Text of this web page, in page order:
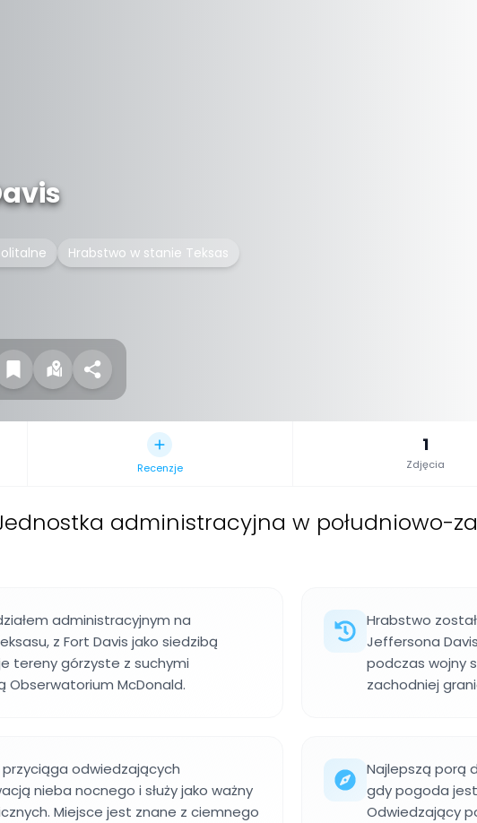
Hrabstwo w stanie Teksas
Recenzje
1
Zdjęcia
administracyjna w południowo-
administracyjnym na
z Fort Davis jako siedzibą
tereny górzyste z suchymi
Obserwatorium McDonald.
Hrabstwo
Jeffersona
podczas wojny
zachodniej
odwiedzających
nieba nocnego i służy jako ważny
Miejsce jest znane z ciemnego
Najlepszą porą
gdy pogoda
Odwiedzający